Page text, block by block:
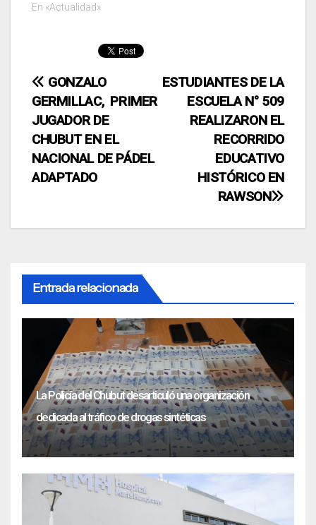
En «Actualidad»
Navegación
de
entradas
ESTUDIANTES DE LA
ESCUELA N° 509
REALIZARON EL
RECORRIDO
EDUCATIVO
HISTÓRICO EN
RAWSON
GONZALO
GERMILLAC, PRIMER
JUGADOR DE
CHUBUT EN EL
NACIONAL DE PÁDEL
ADAPTADO
Entrada relacionada
La Policía del Chubut desarticuló una organización
dedicada al tráfico de drogas sintéticas